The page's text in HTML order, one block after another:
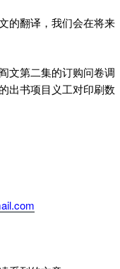
的翻译，我们会在将来
文第二集的订购问卷调
出书项目义工对印刷数